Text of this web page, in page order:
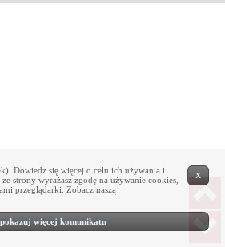
X
Dowiedz się więcej o celu ich używania i
strony wyrażasz zgodę na używanie cookies,
przeglądarki. Zobacz naszą
więcej komunikatu